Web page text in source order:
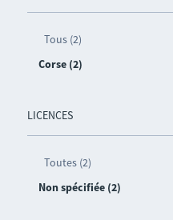
Tous (2)
Corse (2)
LICENCES
Toutes (2)
Non spécifiée (2)